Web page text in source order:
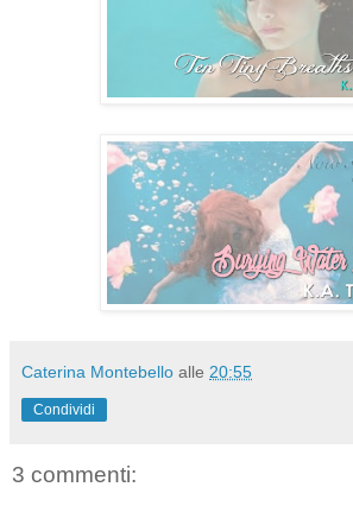
Caterina Montebello alle 20:55
Condividi
3 commenti: